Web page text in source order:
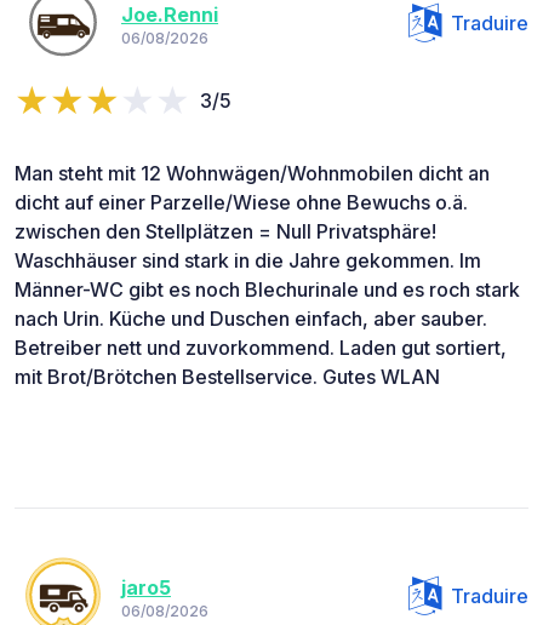
Joe.Renni
06/08/2026
Traduire
3/5
Man steht mit 12 Wohnwägen/Wohnmobilen dicht an
dicht auf einer Parzelle/Wiese ohne Bewuchs o.ä.
zwischen den Stellplätzen = Null Privatsphäre!
Waschhäuser sind stark in die Jahre gekommen. Im
Männer-WC gibt es noch Blechurinale und es roch stark
nach Urin. Küche und Duschen einfach, aber sauber.
Betreiber nett und zuvorkommend. Laden gut sortiert,
mit Brot/Brötchen Bestellservice. Gutes WLAN
jaro5
06/08/2026
Traduire